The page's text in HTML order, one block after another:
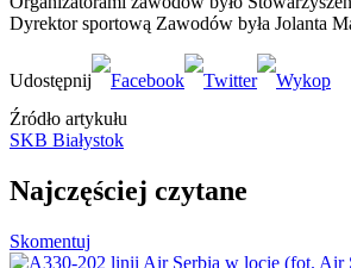
Dyrektor sportową Zawodów była Jolanta
Źródło artykułu
SKB Białystok
Najczęściej czytane
Skomentuj